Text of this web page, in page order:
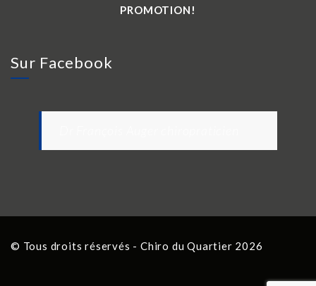
PROMOTION!
Sur Facebook
© Tous droits réservés - Chiro du Quartier 2026